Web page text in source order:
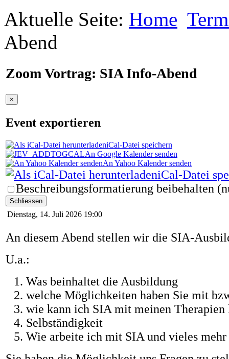
Aktuelle Seite: Home
Abend
Zoom Vortrag: SIA Info-Abend
×
Event exportieren
iCal-Datei speichern
An Google Kalender senden
An Yahoo Kalender senden
iCal-Datei
Beschreibungsformatierung beibehalten
Schliessen
Dienstag, 14. Juli 2026 19:00
An diesem Abend stellen wir die SIA-
U.a.:
Was beinhaltet die Ausbildung
welche Möglichkeiten haben Sie mit
wie kann ich SIA mit meinen Therapien
Selbständigkeit
Wie arbeite ich mit SIA und vieles mehr